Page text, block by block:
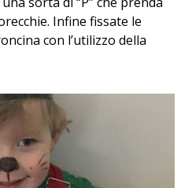
Infine fissate le
con l’utilizzo della